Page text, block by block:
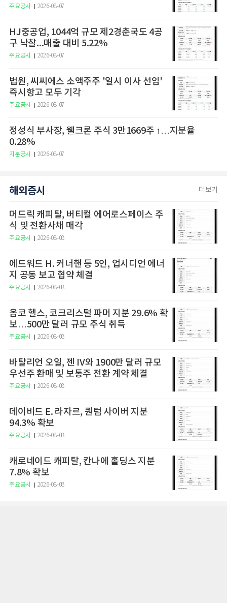
주요공시 2026-08-07
HJ중공업, 1044억 규모 제2경춘국도 4공
구 낙찰...매출 대비 5.22%
주요공시 2026-08-07
법원, 씨씨에스 소액주주 '일시 이사 선임'
즉시항고 모두 기각
주요공시 2026-08-07
정성식 부사장, 웰크론 주식 3만1669주 ↑…지분율
0.28%
지분공시 2026-08-07
해외증시 더보기
머드릭 캐피탈, 버티컬 에어로스페이스 주
식 및 전환사채 매각
주요공시 2026-08-08
에드워드 H. 커너핸 등 5인, 업시디언 에너
지 공동 보고 협약 체결
주요공시 2026-08-08
옵코 헬스, 코크리스털 파머 지분 29.6% 확
보…500만 달러 규모 주식 취득
주요공시 2026-08-08
바탈리언 오일, 젠 IV와 1900만 달러 규모
우선주 환매 및 보통주 전환 계약 체결
주요공시 2026-08-08
데이비드 E. 라자르, 퀀텀 사이버 지분
94.3% 확보
주요공시 2026-08-08
캐로네이드 캐피탈, 칸나에 홀딩스 지분
7.8% 확보
주요공시 2026-08-08